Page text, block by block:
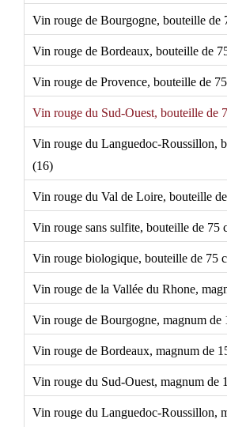
Vin rouge de Bourgogne, bouteille de
Vin rouge de Bordeaux, bouteille de
Vin rouge de Provence, bouteille de
Vin rouge du Sud-Ouest, bouteille de
Vin rouge du Languedoc-Roussillon,
(16)
Vin rouge du Val de Loire, bouteille
Vin rouge sans sulfite, bouteille de 75
Vin rouge biologique, bouteille de 75
Vin rouge de la Vallée du Rhone,
Vin rouge de Bourgogne, magnum de
Vin rouge de Bordeaux, magnum de
Vin rouge du Sud-Ouest, magnum de
Vin rouge du Languedoc-Roussillon,